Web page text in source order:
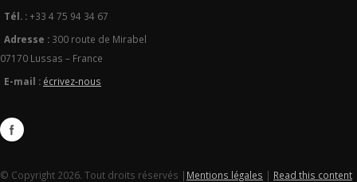
Tél. :+33 4 75 94 34 67
Adresse : 300 route de Mirabel
07170 Lussas – France
E-mail : écrivez-nous
© Copyright 2026. Tout droits réservés | Mentions légales | Read this content